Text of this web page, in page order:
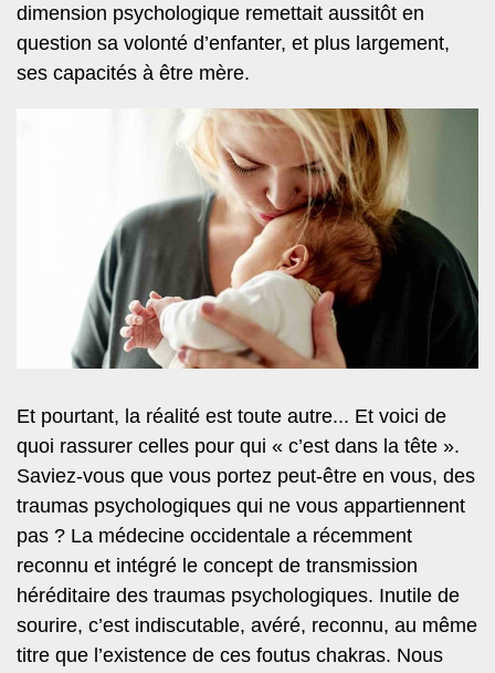
dimension psychologique remettait aussitôt en
question sa volonté d’enfanter, et plus largement,
ses capacités à être mère.
Et pourtant, la réalité est toute autre... Et voici de
quoi rassurer celles pour qui « c’est dans la tête ».
Saviez-vous que vous portez peut-être en vous, des
traumas psychologiques qui ne vous appartiennent
pas ? La médecine occidentale a récemment
reconnu et intégré le concept de transmission
héréditaire des traumas psychologiques. Inutile de
sourire, c’est indiscutable, avéré, reconnu, au même
titre que l’existence de ces foutus chakras. Nous